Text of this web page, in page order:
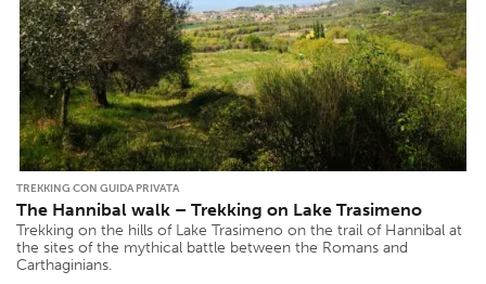
TREKKING CON GUIDA PRIVATA
The Hannibal walk – Trekking on Lake Trasimeno
Trekking on the hills of Lake Trasimeno on the trail of Hannibal at
the sites of the mythical battle between the Romans and
Carthaginians.